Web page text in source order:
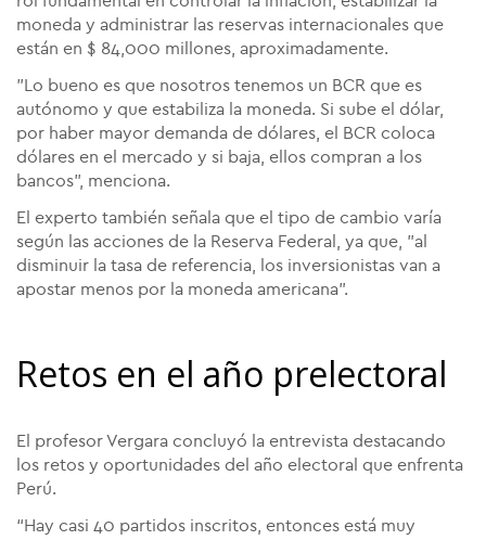
moneda y administrar las reservas internacionales que
están en $ 84,000 millones, aproximadamente.
"Lo bueno es que nosotros tenemos un BCR que es
autónomo y que estabiliza la moneda. Si sube el dólar,
por haber mayor demanda de dólares, el BCR coloca
dólares en el mercado y si baja, ellos compran a los
bancos", menciona.
El experto también señala que el tipo de cambio varía
según las acciones de la Reserva Federal, ya que, "al
disminuir la tasa de referencia, los inversionistas van a
apostar menos por la moneda americana".
Retos en el año prelectoral
El profesor Vergara concluyó la entrevista destacando
los retos y oportunidades del año electoral que enfrenta
Perú.
“Hay casi 40 partidos inscritos, entonces está muy